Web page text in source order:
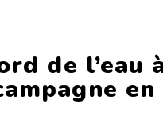
de l’eau
en